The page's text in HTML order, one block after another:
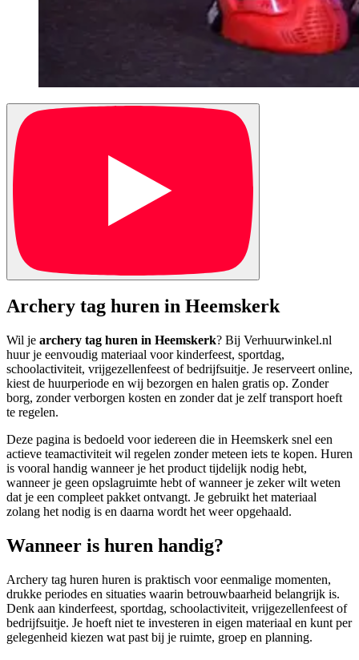
Archery tag huren in Heemskerk
Wil je archery tag huren in Heemskerk? Bij Verhuurwinkel.nl
huur je eenvoudig materiaal voor kinderfeest, sportdag,
schoolactiviteit, vrijgezellenfeest of bedrijfsuitje. Je reserveert online,
kiest de huurperiode en wij bezorgen en halen gratis op. Zonder
borg, zonder verborgen kosten en zonder dat je zelf transport hoeft
te regelen.
Deze pagina is bedoeld voor iedereen die in Heemskerk snel een
actieve teamactiviteit wil regelen zonder meteen iets te kopen. Huren
is vooral handig wanneer je het product tijdelijk nodig hebt,
wanneer je geen opslagruimte hebt of wanneer je zeker wilt weten
dat je een compleet pakket ontvangt. Je gebruikt het materiaal
zolang het nodig is en daarna wordt het weer opgehaald.
Wanneer is huren handig?
Archery tag huren huren is praktisch voor eenmalige momenten,
drukke periodes en situaties waarin betrouwbaarheid belangrijk is.
Denk aan kinderfeest, sportdag, schoolactiviteit, vrijgezellenfeest of
bedrijfsuitje. Je hoeft niet te investeren in eigen materiaal en kunt per
gelegenheid kiezen wat past bij je ruimte, groep en planning.